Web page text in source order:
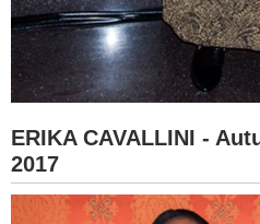
ERIKA CAVALLINI -
2017